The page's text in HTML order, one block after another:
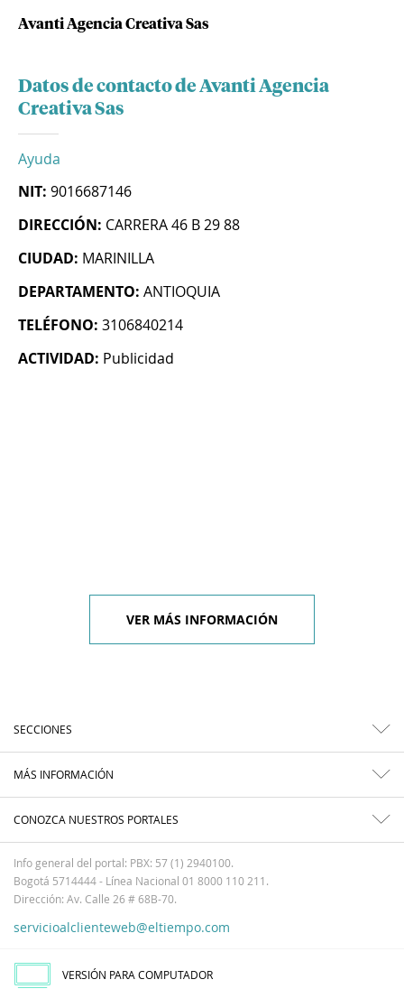
Avanti Agencia Creativa Sas
Datos de contacto de Avanti Agencia
Creativa Sas
Ayuda
NIT: 9016687146
DIRECCIÓN: CARRERA 46 B 29 88
CIUDAD: MARINILLA
DEPARTAMENTO: ANTIOQUIA
TELÉFONO: 3106840214
ACTIVIDAD: Publicidad
VER MÁS INFORMACIÓN
SECCIONES
MÁS INFORMACIÓN
CONOZCA NUESTROS PORTALES
Info general del portal: PBX: 57 (1) 2940100.
Bogotá 5714444 - Línea Nacional 01 8000 110 211.
Dirección: Av. Calle 26 # 68B-70.
servicioalclienteweb@eltiempo.com
VERSIÓN PARA COMPUTADOR